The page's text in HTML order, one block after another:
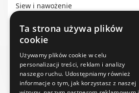
Siew i nawożenie
Transport i przechowywanie
Do zbioru
Rolnictwo precyzyjne
Dealerzy
Ta strona używa plików
cookie
Używamy plików cookie w celu
personalizacji treści, reklam i analizy
naszego ruchu. Udostępniamy również
informacje o tym, jak korzystasz z naszej